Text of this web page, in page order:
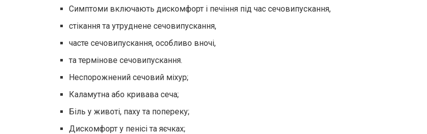
Симптоми включають дискомфорт і печіння під час сечовипускання,
стікання та утруднене сечовипускання,
часте сечовипускання, особливо вночі,
та термінове сечовипускання.
Неспорожнений сечовий міхур;
Каламутна або кривава сеча;
Біль у животі, паху та попереку;
Дискомфорт у пенісі та яєчках;